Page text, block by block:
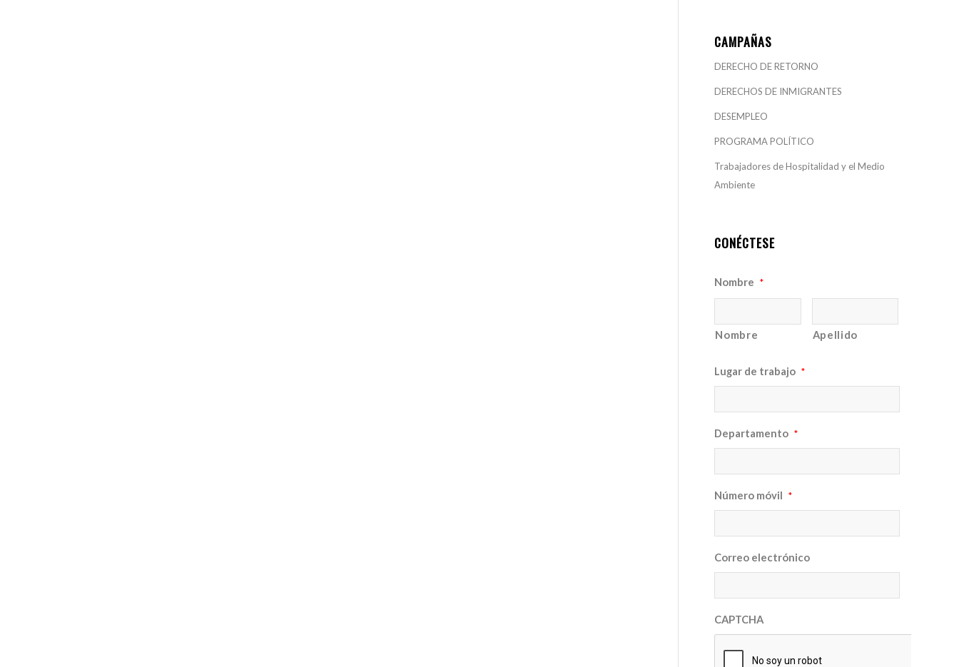
CAMPAÑAS
DERECHO DE RETORNO
DERECHOS DE INMIGRANTES
DESEMPLEO
PROGRAMA POLÍTICO
Trabajadores de Hospitalidad y el Medio
Ambiente
CONÉCTESE
Nombre *
Nombre Apellido
Lugar de trabajo *
Departamento *
Número móvil *
Correo electrónico
CAPTCHA